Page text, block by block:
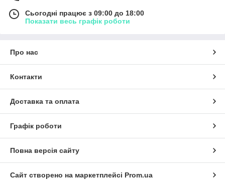
Сьогодні працює з 09:00 до 18:00
Показати весь графік роботи
Про нас
Контакти
Доставка та оплата
Графік роботи
Повна версія сайту
Сайт створено на маркетплейсі Prom.ua